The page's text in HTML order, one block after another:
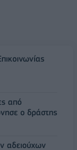
από
ο δράστης
αδειούχων